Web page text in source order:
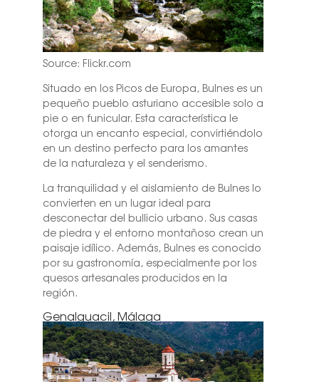
Source: Flickr.com
Situado en los Picos de Europa, Bulnes es un
pequeño pueblo asturiano accesible solo a
pie o en funicular. Esta característica le
otorga un encanto especial, convirtiéndolo
en un destino perfecto para los amantes
de la naturaleza y el senderismo.
La tranquilidad y el aislamiento de Bulnes lo
convierten en un lugar ideal para
desconectar del bullicio urbano. Sus casas
de piedra y el entorno montañoso crean un
paisaje idílico. Además, Bulnes es conocido
por su gastronomía, especialmente por los
quesos artesanales producidos en la
región.
Genalguacil, Málaga